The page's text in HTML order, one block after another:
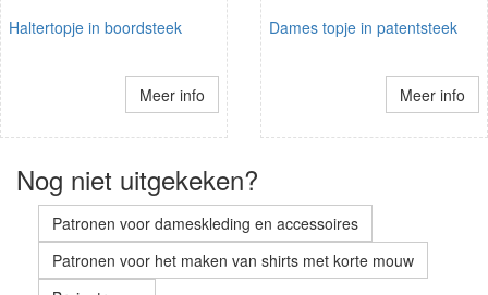
Haltertopje in boordsteek
Meer info
Dames topje in patentsteek
Meer info
Nog niet uitgekeken?
Patronen voor dameskleding en accessoires
Patronen voor het maken van shirts met korte mouw